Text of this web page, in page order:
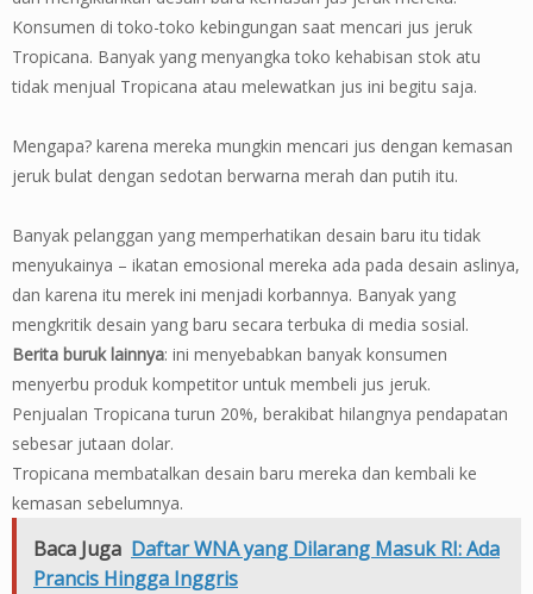
Konsumen di toko-toko kebingungan saat mencari jus jeruk
Tropicana. Banyak yang menyangka toko kehabisan stok atu
tidak menjual Tropicana atau melewatkan jus ini begitu saja.
Mengapa? karena mereka mungkin mencari jus dengan kemasan
jeruk bulat dengan sedotan berwarna merah dan putih itu.
Banyak pelanggan yang memperhatikan desain baru itu tidak
menyukainya – ikatan emosional mereka ada pada desain aslinya,
dan karena itu merek ini menjadi korbannya. Banyak yang
mengkritik desain yang baru secara terbuka di media sosial.
Berita buruk lainnya: ini menyebabkan banyak konsumen
menyerbu produk kompetitor untuk membeli jus jeruk.
Penjualan Tropicana turun 20%, berakibat hilangnya pendapatan
sebesar jutaan dolar.
Tropicana membatalkan desain baru mereka dan kembali ke
kemasan sebelumnya.
Baca Juga Daftar WNA yang Dilarang Masuk RI: Ada
Prancis Hingga Inggris